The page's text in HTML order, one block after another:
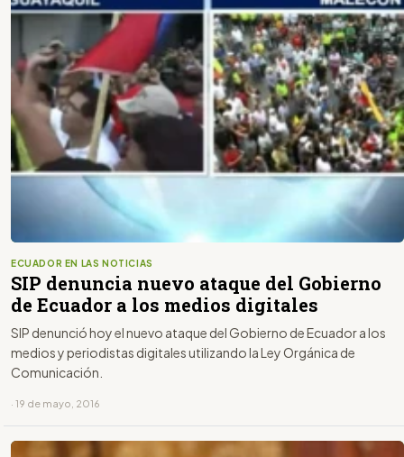
ECUADOR EN LAS NOTICIAS
SIP denuncia nuevo ataque del Gobierno
de Ecuador a los medios digitales
SIP denunció hoy el nuevo ataque del Gobierno de Ecuador a los
medios y periodistas digitales utilizando la Ley Orgánica de
Comunicación.
· 19 de mayo, 2016